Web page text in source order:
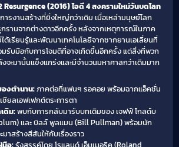
(2016) ไอดี 4 สงครามใหม่วันบดโลก
รงานสร้างที่ยิ่งใหญ่กว่าเดิม เมื่อเหล่ามนุษย์โลก
านจากต่างดาวอีกครั้ง หลังจากเหตุการณ์ในภาค
เรียนรู้และพัฒนาเทคโนโลยีจากซากยานเอเลี่ยนที่
มรับมือกับการโจมตีที่อาจเกิดขึ้นอีกครั้ง แต่สิ่งที่พวก
จะมานั้นแข็งแกร่งและมีจำนวนมหาศาลกว่าเดิมมาก
งตำนาน:ภาคต่อที่แฟนๆ รอคอย พร้อมฉากแอ็คชั่น
ยลเอฟเฟกต์ตระการตา
ดิม:พบกับการกลับมารับบทเดิมของ เจฟฟ์ โกลด์บ
และ บิลล์ พูลแมน (Bill Pullman) พร้อมนัก
าสร้างสีสันให้กับเรื่องราว